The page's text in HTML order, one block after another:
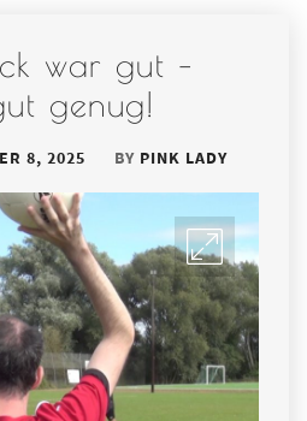
war gut –
genug!
8, 2025 BY PINK LADY